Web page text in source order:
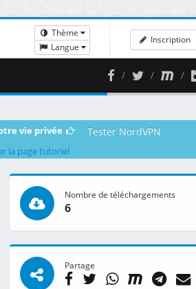
Thème
Langue
Inscription
vie privée Tester NordVPN
la page tutoriel
Nombre de téléchargements
6
Partage